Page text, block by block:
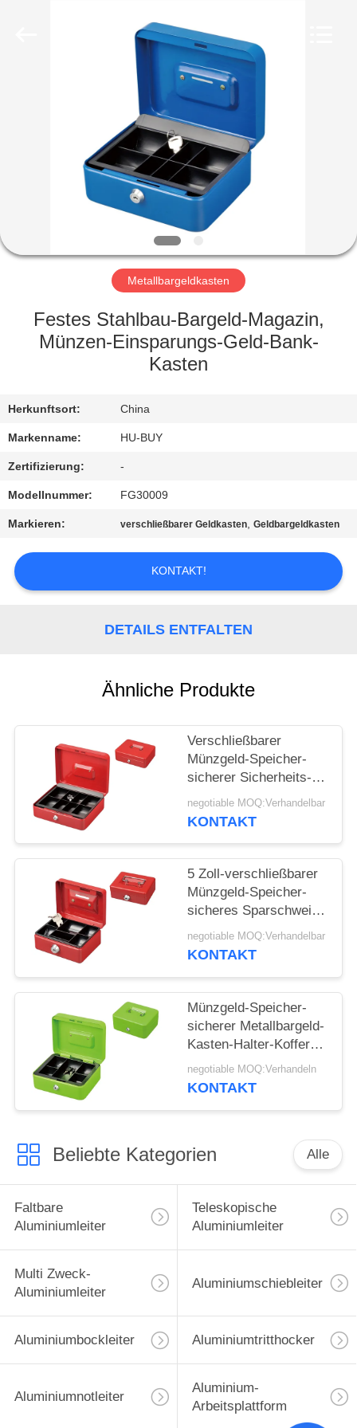
PRODUKTE
FABRIK-
QUALITÄTSKONTROLLE
SIE
MIT
UNS
IN
VERBINDUNG
FORDERN
SIE
PRIVACY
POLICY
Metallbargeldkasten
Festes Stahlbau-Bargeld-Magazin,
Münzen-Einsparungs-Geld-Bank-
Kasten
Herkunftsort: China
Markenname: HU-BUY
Zertifizierung: -
Modellnummer: FG30009
Markieren: verschließbarer Geldkasten,Geldbargeldkasten
KONTAKT!
DETAILS ENTFALTEN
Ähnliche Produkte
Verschließbarer
Münzgeld-Speicher-
sicherer Sicherheits-
Kasten-Halter-Koffer
mit Fächern des
negotiable MOQ:Verhandelbar
KONTAKT
5 Zoll-verschließbarer
Münzgeld-Speicher-
sicheres Sparschwein
mit Schlüsselverschluß
negotiable MOQ:Verhandelbar
KONTAKT
Münzgeld-Speicher-
sicherer Metallbargeld-
Kasten-Halter-Koffer
mit Schlüssel-Platten-
Griff
negotiable MOQ:Verhandeln
KONTAKT
Beliebte Kategorien Alle
Faltbare
Aluminiumleiter
Teleskopische
Aluminiumleiter
Multi Zweck-
Aluminiumleiter
Aluminiumschiebleiter
Aluminiumbockleiter Aluminiumtritthocker
Aluminiumnotleiter
Aluminium-
Arbeitsplattform